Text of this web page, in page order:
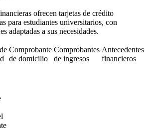
ofrecen tarjetas de crédito
para estudiantes universitarios, con
adaptadas a sus necesidades.
Comprobante
de domicilio
Comprobantes
de ingresos
Antecedentes
financieros